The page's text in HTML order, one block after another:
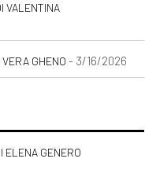
VALENTINA
GHENO - 3/16/2026
ELENA GENERO